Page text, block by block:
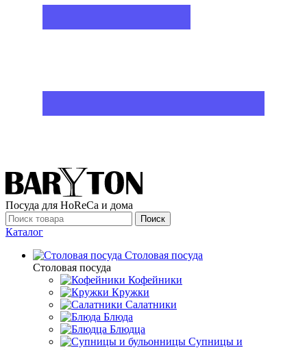
Посуда для HoReCa и дома
Поиск
Каталог
Столовая посуда
Столовая посуда
Кофейники
Кружки
Салатники
Блюда
Блюдца
Супницы и